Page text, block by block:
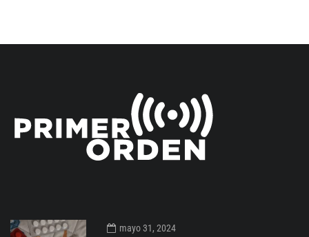
mayo 31, 2024